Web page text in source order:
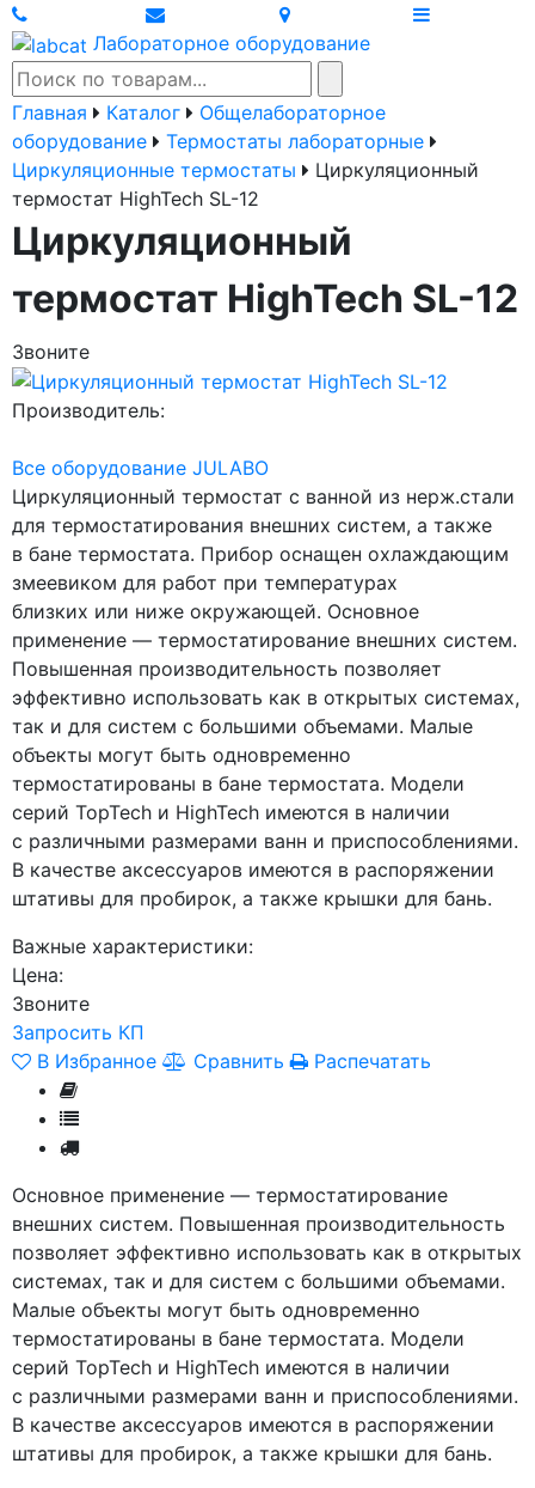
Лабораторное оборудование
Главная Каталог
Общелабораторное
оборудование
Термостаты лабораторные
Циркуляционные термостаты
Циркуляционный
термостат HighTech SL-12
Циркуляционный
термостат HighTech SL-12
Звоните
Производитель:
Все оборудование JULABO
Циркуляционный термостат с ванной из нерж.стали
для термостатирования внешних систем, а также
в бане термостата. Прибор оснащен охлаждающим
змеевиком для работ при температурах
близких или ниже окружающей. Основное
применение — термостатирование внешних систем.
Повышенная производительность позволяет
эффективно использовать как в открытых системах,
так и для систем с большими объемами. Малые
объекты могут быть одновременно
термостатированы в бане термостата. Модели
серий TopTech и HighTech имеются в наличии
с различными размерами ванн и приспособлениями.
В качестве аксессуаров имеются в распоряжении
штативы для пробирок, а также крышки для бань.
Важные характеристики:
Цена:
Звоните
Запросить КП
В Избранное
Сравнить Распечатать
Основное применение — термостатирование
внешних систем. Повышенная производительность
позволяет эффективно использовать как в открытых
системах, так и для систем с большими объемами.
Малые объекты могут быть одновременно
термостатированы в бане термостата. Модели
серий TopTech и HighTech имеются в наличии
с различными размерами ванн и приспособлениями.
В качестве аксессуаров имеются в распоряжении
штативы для пробирок, а также крышки для бань.